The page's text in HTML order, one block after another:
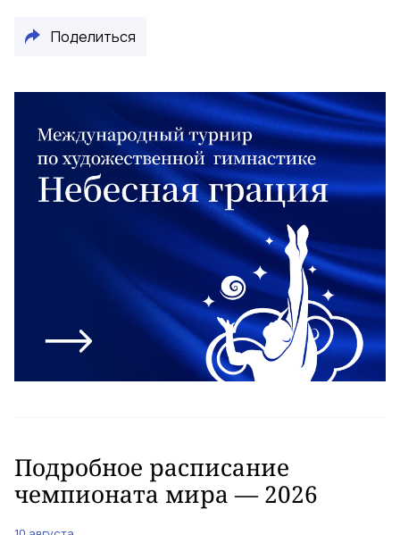
Поделиться
Подробное расписание
чемпионата мира — 2026